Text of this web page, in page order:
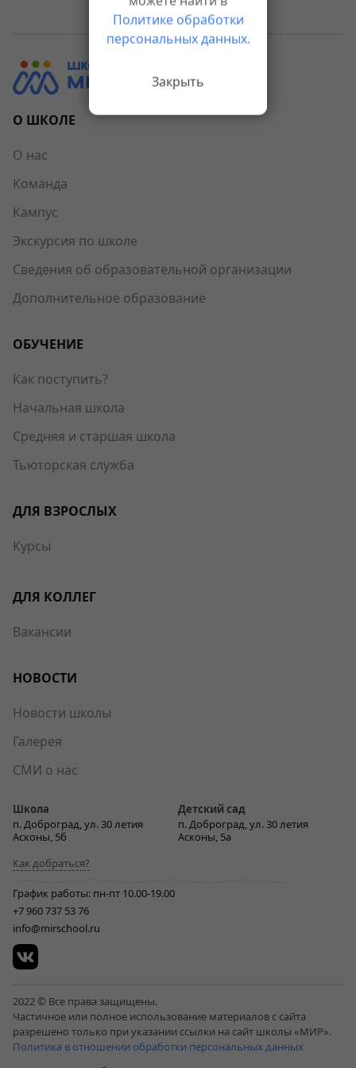
О ШКОЛЕ
О нас
Команда
Кампус
Экскурсия по школе
Сведения об образовательной организации
Дополнительное образование
ОБУЧЕНИЕ
Как поступить?
Начальная школа
Средняя и старшая школа
Тьюторская служба
ДЛЯ ВЗРОСЛЫХ
Курсы
ДЛЯ КОЛЛЕГ
Вакансии
НОВОСТИ
Новости школы
Галерея
СМИ о нас
Школа
п. Доброград, ул. 30 летия
Асконы, 5б
Детский сад
п. Доброград, ул. 30 летия
Асконы, 5а
Как добраться?
График работы: пн-пт 10.00-19.00
+7 960 737 53 76
info@mirschool.ru
2022 © Все права защищены.
Частичное или полное использование материалов с сайта
разрешено только при указании ссылки на сайт школы «МИР».
Политика в отношении обработки персональных данных
Политике обработки
персональных данных.
Закрыть